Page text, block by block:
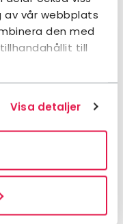
av vår webbplats
den med
till
Visa detaljer